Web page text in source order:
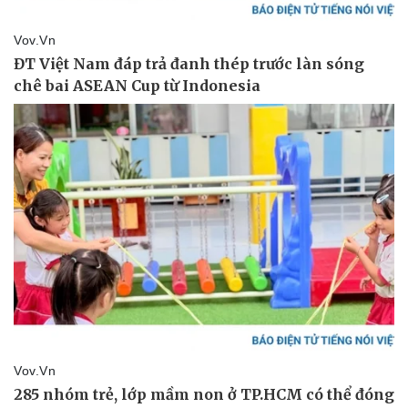
Sức khỏe
Dinh dưỡng - món ngon
Cây thuốc
Sản phụ khoa
Nam khoa
Phòng mạch online
Đời sống
Nhà đẹp
Blog
Tình yêu - Gia đình